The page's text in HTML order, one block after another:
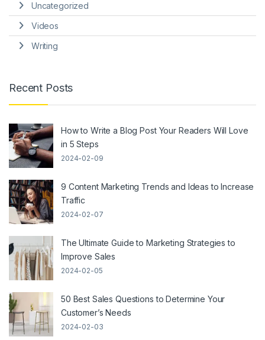
Uncategorized
Videos
Writing
Recent Posts
How to Write a Blog Post Your Readers Will Love
in 5 Steps
2024-02-09
9 Content Marketing Trends and Ideas to Increase
Traffic
2024-02-07
The Ultimate Guide to Marketing Strategies to
Improve Sales
2024-02-05
50 Best Sales Questions to Determine Your
Customer’s Needs
2024-02-03